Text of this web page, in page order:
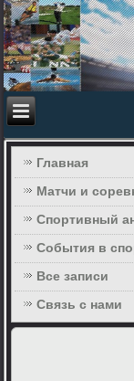
Главная
Матчи и
Спортивный
События в
Все записи
Связь с нами